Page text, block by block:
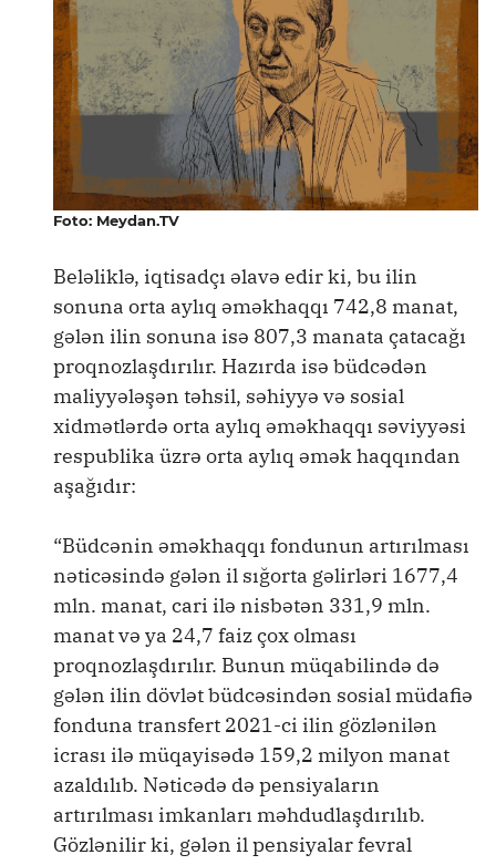
Foto: Meydan.TV
Beləliklə, iqtisadçı əlavə edir ki, bu ilin
sonuna orta aylıq əməkhaqqı 742,8 manat,
gələn ilin sonuna isə 807,3 manata çatacağı
proqnozlaşdırılır. Hazırda isə büdcədən
maliyyələşən təhsil, səhiyyə və sosial
xidmətlərdə orta aylıq əməkhaqqı səviyyəsi
respublika üzrə orta aylıq əmək haqqından
aşağıdır:
“Büdcənin əməkhaqqı fondunun artırılması
nəticəsində gələn il sığorta gəlirləri 1677,4
mln. manat, cari ilə nisbətən 331,9 mln.
manat və ya 24,7 faiz çox olması
proqnozlaşdırılır. Bunun müqabilində də
gələn ilin dövlət büdcəsindən sosial müdafiə
fonduna transfert 2021-ci ilin gözlənilən
icrası ilə müqayisədə 159,2 milyon manat
azaldılıb. Nəticədə də pensiyaların
artırılması imkanları məhdudlaşdırılıb.
Gözlənilir ki, gələn il pensiyalar fevral